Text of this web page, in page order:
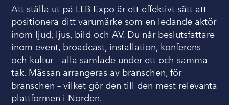
Att ställa ut på LLB Expo är ett effektivt sätt att
positionera ditt varumärke som en ledande aktör
inom ljud, ljus, bild och AV. Du når beslutsfattare
inom event, broadcast, installation, konferens
och kultur – alla samlade under ett och samma
tak. Mässan arrangeras av branschen, för
branschen – vilket gör den till den mest relevanta
plattformen i Norden.